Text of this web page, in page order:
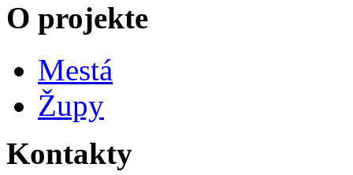
O projekte
Mestá
Župy
Kontakty